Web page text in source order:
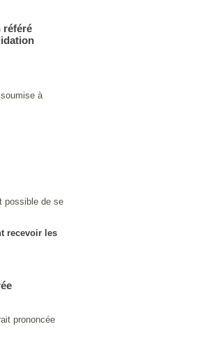
référé
à
possible de se
recevoir les
prononcée